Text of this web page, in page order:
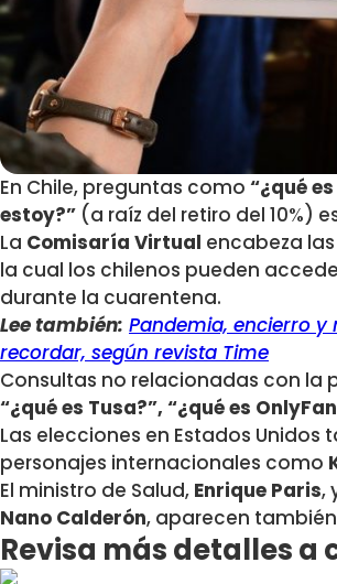
En Chile, preguntas como “¿qué
estoy?” (a raíz del retiro del 10%)
La Comisaría Virtual encabeza
la cual los chilenos pueden
durante la cuarentena.
Lee también: Pandemia, encierro y
recordar, según revista Time
Consultas no relacionadas con la
“¿qué es Tusa?”, “¿qué es
Las elecciones en Estados
personajes internacionales como
El ministro de Salud, Enrique Paris,
Nano Calderón, aparecen
Revisa más detalles a